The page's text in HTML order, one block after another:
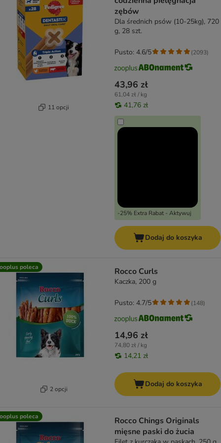
11 opcji
zębów
Dla średnich psów (10-25kg), 720
g, 28 szt.
43,96 zł
61,04 zł / kg
41,76 zł
-25% Extra Rabat - Aktywuj
Pusto: 4.6/5 (2093)
Dodaj do koszyka
poleca
2 opcji
Rocco Curls
Kaczka, 200 g
14,96 zł
74,80 zł / kg
14,21 zł
Pusto: 4.7/5 (148)
Dodaj do koszyka
poleca
Rocco Chings Originals
mięsne paski do żucia